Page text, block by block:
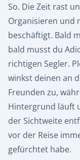
So. Die Zeit rast
Organisieren und
beschäftigt. Bald
bald musst du
richtigen Segler.
winkst deinen an
Freunden zu,
Hintergrund läuft
der Sichtweite
vor der Reise
gefürchtet habe.